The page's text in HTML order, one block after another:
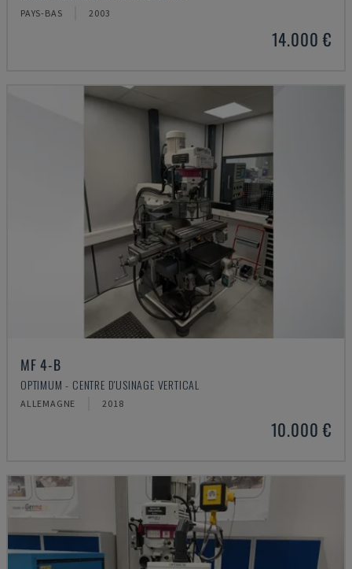
PAYS-BAS 2003
14.000 €
MF 4-B
OPTIMUM - CENTRE D'USINAGE VERTICAL
ALLEMAGNE 2018
10.000 €